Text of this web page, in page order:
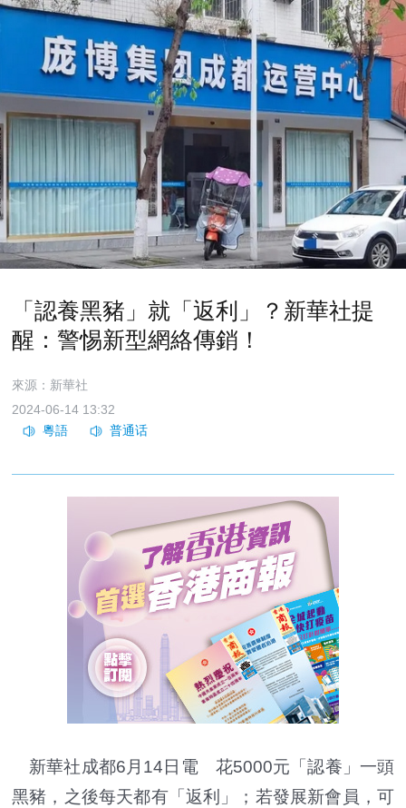
「認養黑豬」就「返利」？新華社提
醒：警惕新型網絡傳銷！
來源：新華社
2024-06-14 13:32
新華社成都6月14日電 花5000元「認養」一頭
黑豬，之後每天都有「返利」；若發展新會員，可